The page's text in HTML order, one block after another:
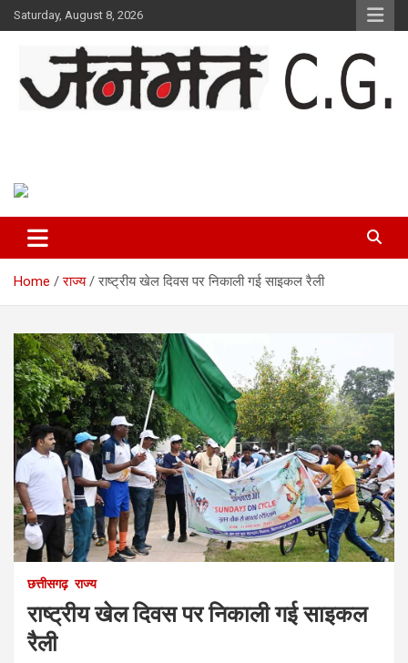
Skip
to
Saturday, August 8, 2026
Home राज्य राष्ट्रीय खेल दिवस पर निकाली गई साइकल रैली
छत्तीसगढ़ राज्य
राष्ट्रीय खेल दिवस पर निकाली गई साइकल
रैली